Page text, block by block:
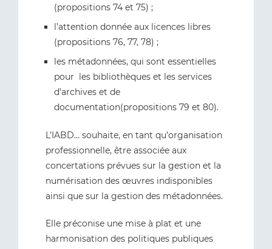
(propositions 74 et 75) ;
l’attention donnée aux licences libres
(propositions 76, 77, 78) ;
les métadonnées, qui sont essentielles
pour les bibliothèques et les services
d’archives et de
documentation(propositions 79 et 80).
L’IABD… souhaite, en tant qu’organisation
professionnelle, être associée aux
concertations prévues sur la gestion et la
numérisation des œuvres indisponibles
ainsi que sur la gestion des métadonnées.
Elle préconise une mise à plat et une
harmonisation des politiques publiques